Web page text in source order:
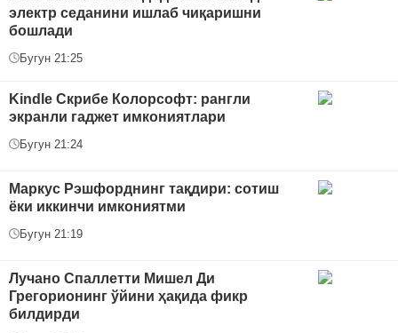
электр седанини ишлаб чиқаришни
бошлади
Бугун 21:25
Kindle Скрибе Колорсофт: рангли
экранли гаджет имкониятлари
Бугун 21:24
Маркус Рэшфорднинг тақдири: сотиш
ёки иккинчи имкониятми
Бугун 21:19
Лучано Спаллетти Мишел Ди
Грегорионинг ўйини ҳақида фикр
билдирди